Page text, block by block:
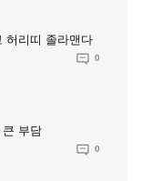
허리띠 졸라맨다
0
큰 부담
0